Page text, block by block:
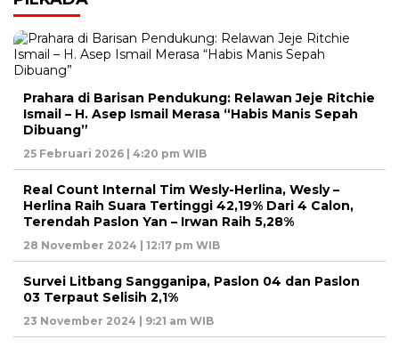
Prahara di Barisan Pendukung: Relawan Jeje Ritchie
Ismail – H. Asep Ismail Merasa “Habis Manis Sepah
Dibuang”
25 Februari 2026 | 4:20 pm WIB
Real Count Internal Tim Wesly-Herlina, Wesly –
Herlina Raih Suara Tertinggi 42,19% Dari 4 Calon,
Terendah Paslon Yan – Irwan Raih 5,28%
28 November 2024 | 12:17 pm WIB
Survei Litbang Sangganipa, Paslon 04 dan Paslon
03 Terpaut Selisih 2,1%
23 November 2024 | 9:21 am WIB